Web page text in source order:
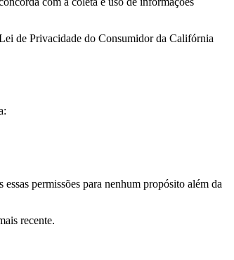
de Privacidade do Consumidor da Califórnia
permissões para nenhum propósito além da
recente.